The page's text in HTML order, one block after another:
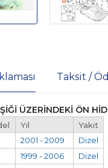
Taksit /
ÜZERİNDEKİ ÖN
Yıl
Yakıt
2001 - 2009
Dizel
1999 - 2006
Dizel